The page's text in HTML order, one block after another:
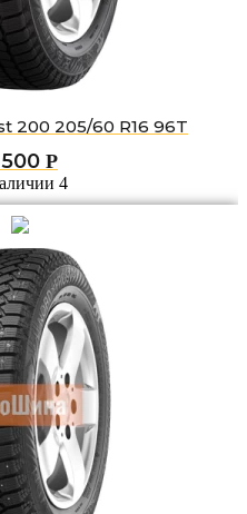
200 205/60 R16 96T
Р
4